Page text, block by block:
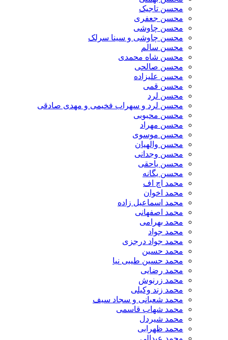
محسن تاجیک
محسن جعفری
محسن چاوشی
محسن چاوشی و سینا سرلک
محسن سالم
محسن شاه محمدی
محسن صالحی
محسن علیزاده
محسن قمی
محسن لرد
محسن لرد و سهراب فخیمی و مهدی صادقی
محسن محبوبی
محسن مهراد
محسن موسوی
محسن والهیان
محسن وجدانی
محسن یاحقی
محسن یگانه
محمد اچ اف
محمد اخوان
محمد اسماعیل زاده
محمد اصفهانی
محمد بهرامی
محمد جواد
محمد جواد درجزی
محمد حسین
محمد حسین طیبی نیا
محمد رضایی
محمد زرنوش
محمد زند وکیلی
محمد شعبانی و سجاد سیف
محمد شهاب قاسمی
​محمد شیردل
محمد ظهرابی